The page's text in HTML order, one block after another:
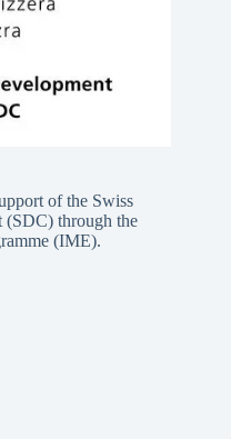
of the Swiss
(SDC) through the
(IME).